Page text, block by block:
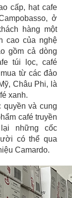
cấp, hạt cafe
ở
hàng một
cao của nghệ
gồm cả dòng
túi lọc, café
từ các đảo
Châu Phi, là
xanh.
quyền và cung
café truyền
những cốc
có thể qua
Camardo.